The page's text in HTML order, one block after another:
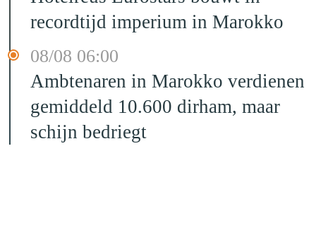
recordtijd imperium in Marokko
08/08 06:00
Ambtenaren in Marokko verdienen
gemiddeld 10.600 dirham, maar
schijn bedriegt